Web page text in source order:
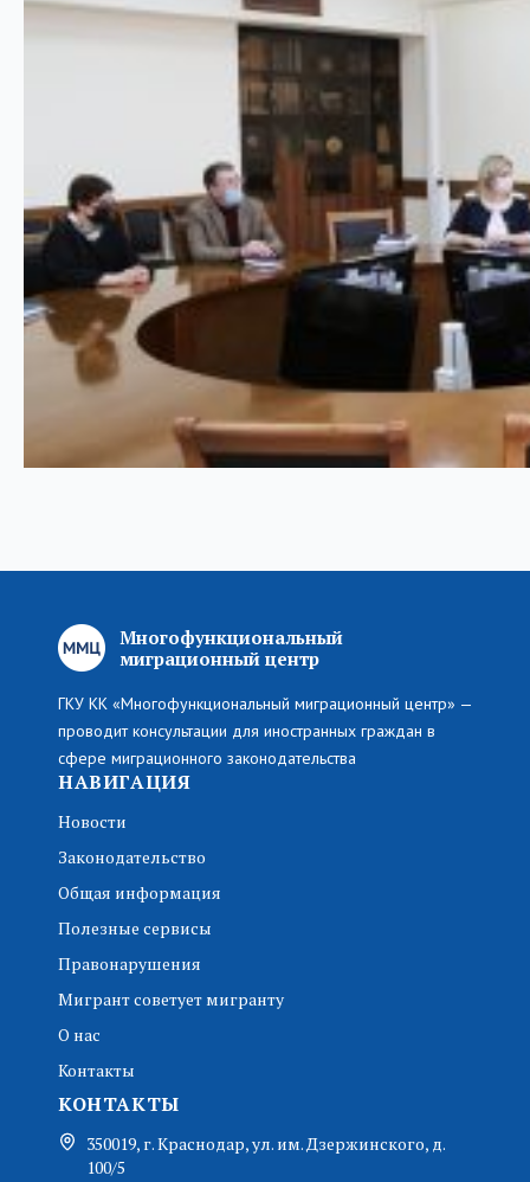
Многофункциональный
миграционный центр
ГКУ КК «Многофункциональный миграционный центр» —
проводит консультации для иностранных граждан в
сфере миграционного законодательства
НАВИГАЦИЯ
Новости
Законодательство
Общая информация
Полезные сервисы
Правонарушения
Мигрант советует мигранту
О нас
Контакты
КОНТАКТЫ
350019, г. Краснодар, ул. им. Дзержинского, д.
100/5